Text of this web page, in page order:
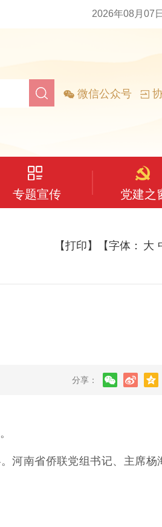
2026年08月07
微信公众号
专题宣传 党建之
【打印】 【字体： 大
分享：
河南省侨联党组书记、主席杨